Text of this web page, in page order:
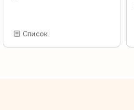
Список